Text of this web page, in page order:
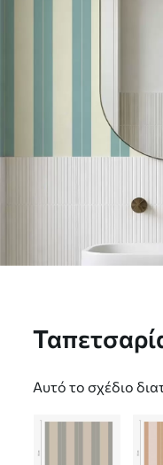
Ταπετσαρία Μπλε κάθετες ρίγες σε μινιμαλιστικό
Αυτό το σχέδιο